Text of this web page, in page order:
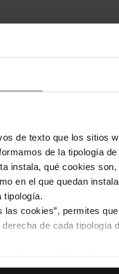
de texto que los sitios
de la tipología
instala, qué cookies
en el que quedan
las cookies”, permites
de cada
previamente. Te